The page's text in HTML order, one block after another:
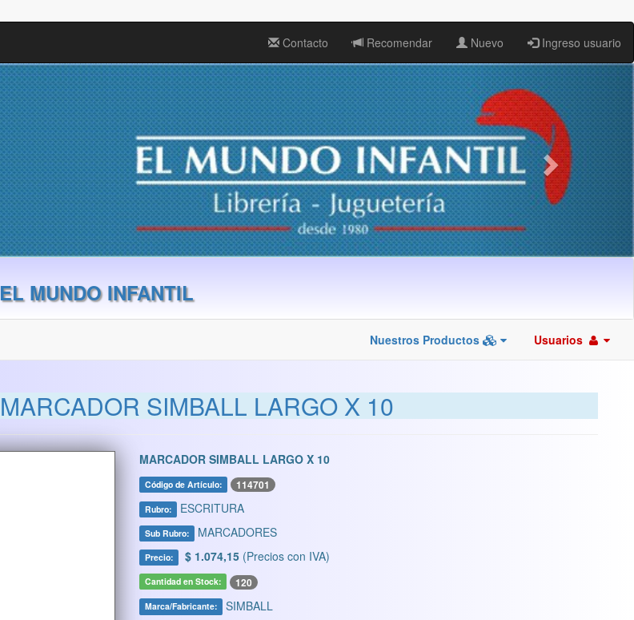
Contacto Recomendar Nuevo Ingreso usuario
EL MUNDO INFANTIL
Nuestros Productos Usuarios
MARCADOR SIMBALL LARGO X 10
MARCADOR SIMBALL LARGO X 10
Código de Artículo: 114701
Rubro: ESCRITURA
Sub Rubro: MARCADORES
Precio: $ 1.074,15 (Precios con IVA)
Cantidad en Stock: 120
Marca/Fabricante: SIMBALL